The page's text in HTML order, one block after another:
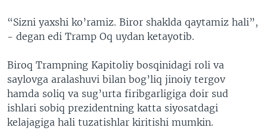
“Sizni yaxshi ko’ramiz. Biror shaklda qaytamiz hali”,
- degan edi Tramp Oq uydan ketayotib.
Biroq Trampning Kapitoliy bosqinidagi roli va
saylovga aralashuvi bilan bog’liq jinoiy tergov
hamda soliq va sug’urta firibgarligiga doir sud
ishlari sobiq prezidentning katta siyosatdagi
kelajagiga hali tuzatishlar kiritishi mumkin.